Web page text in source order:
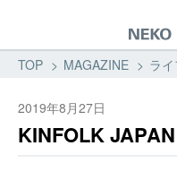
TOP MAGAZINE ラ
2019年8月27日
KINFOLK